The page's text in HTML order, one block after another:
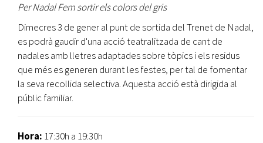
Per Nadal Fem sortir els colors del gris
Dimecres 3 de gener al punt de sortida del Trenet de Nadal,
es podrà gaudir d'una acció teatralitzada de cant de
nadales amb lletres adaptades sobre tòpics i els residus
que més es generen durant les festes, per tal de fomentar
la seva recollida selectiva. Aquesta acció està dirigida al
públic familiar.
Hora: 17:30h a 19:30h